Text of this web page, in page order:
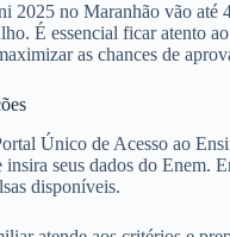
2025 no Maranhão vão até
É essencial ficar atento
as chances de
Único de Acesso ao
seus dados do Enem.
disponíveis.